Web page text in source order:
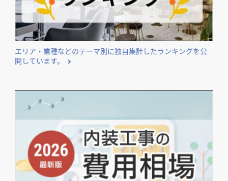
エリア・業種などのテーマ別に独自集計したランキングを公
開しています。